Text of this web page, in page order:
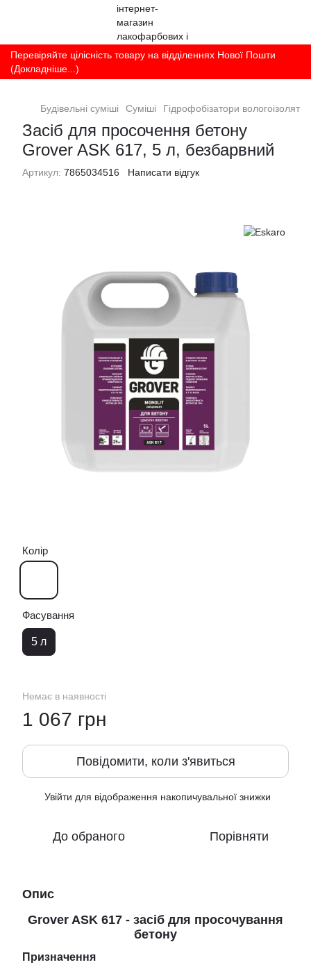
Перевіряйте цілісність товару на відділеннях Нової Пошти
(Докладніше...)
Будівельні суміші Суміші Гідрофобізатори
Засіб для просочення бетону
Grover ASK 617, 5 л, безбарвний
Артикул: 7865034516 Написати відгук
Колір
Фасування
5 л
Немає в наявності
1 067 грн
Повідомити, коли з'явиться
Увійти для відображення накопичувальної знижки
До обраного Порівняти
Опис
Grover ASK 617 - засіб для просочування
бетону
Призначення